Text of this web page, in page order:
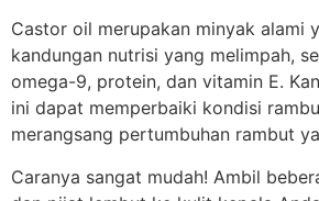
Castor oil merupakan minyak alami
kandungan nutrisi yang melimpah,
omega-9, protein, dan vitamin E.
ini dapat memperbaiki kondisi
merangsang pertumbuhan rambut
Caranya sangat mudah! Ambil